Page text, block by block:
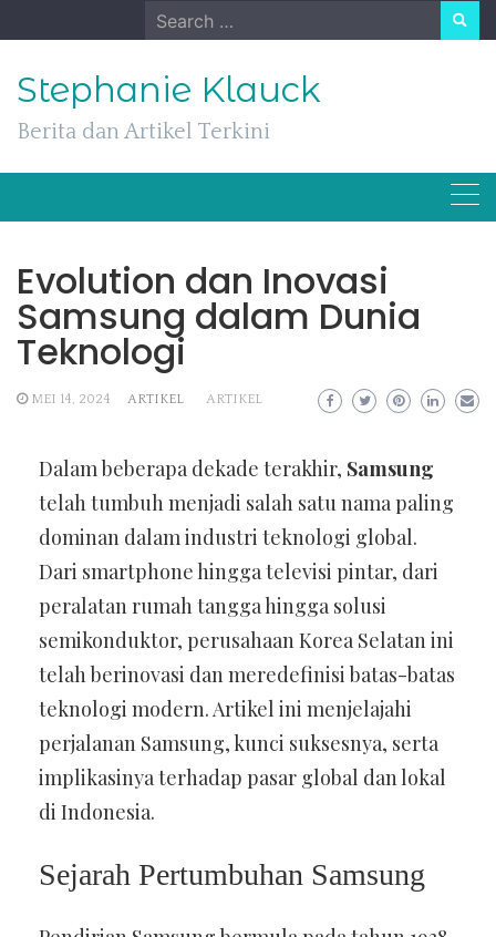
to
Search
for:
Stephanie Klauck
Berita dan Artikel Terkini
Evolution dan Inovasi
Samsung dalam Dunia
Teknologi
MEI 14, 2024 ARTIKEL ARTIKEL
Dalam beberapa dekade terakhir, Samsung
telah tumbuh menjadi salah satu nama paling
dominan dalam industri teknologi global.
Dari smartphone hingga televisi pintar, dari
peralatan rumah tangga hingga solusi
semikonduktor, perusahaan Korea Selatan ini
telah berinovasi dan meredefinisi batas-batas
teknologi modern. Artikel ini menjelajahi
perjalanan Samsung, kunci suksesnya, serta
implikasinya terhadap pasar global dan lokal
di Indonesia.
Sejarah Pertumbuhan Samsung